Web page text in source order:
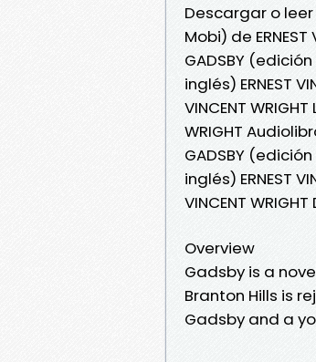
Descargar o leer
Mobi) de ERNEST
GADSBY (edición
inglés) ERNEST
VINCENT
WRIGHT
GADSBY (edición
inglés) ERNEST
VINCENT
Overview
Gadsby is a
Branton Hills is
Gadsby and a